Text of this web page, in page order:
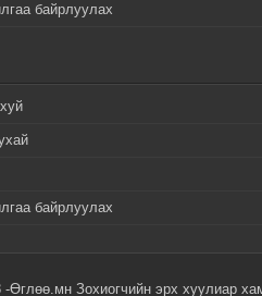
байрлуулах
байрлуулах
-Өглөө.мн Зохиогчийн эрх хуулиар